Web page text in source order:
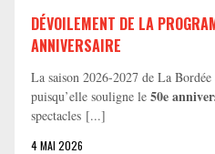
DÉVOILEMENT DE LA
ANNIVERSAIRE
La saison 2026-2027 de La
puisqu’elle souligne le 50e
spectacles [...]
4 MAI 2026